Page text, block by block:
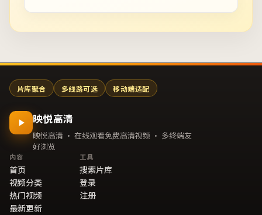
片库聚合 多线路可选 移动端适配
映悦高清
映悦高清 · 在线观看免费高清视频 · 多终端友
好浏览
内容
首页
视频分类
热门视频
最新更新
工具
搜索片库
登录
注册